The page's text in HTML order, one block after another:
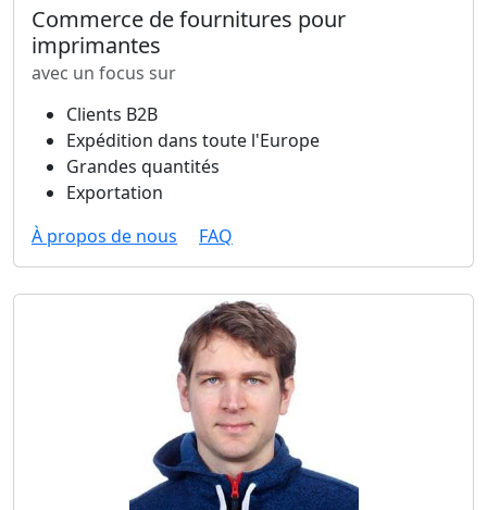
Commerce de fournitures pour
imprimantes
avec un focus sur
Clients B2B
Expédition dans toute l'Europe
Grandes quantités
Exportation
À propos de nous
FAQ